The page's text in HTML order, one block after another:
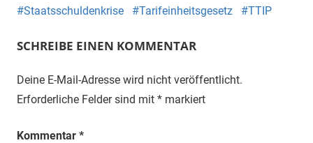
Staatsschuldenkrise
Tarifeinheitsgesetz TTIP
SCHREIBE EINEN KOMMENTAR
Deine E-Mail-Adresse wird nicht veröffentlicht.
Erforderliche Felder sind mit * markiert
Kommentar *